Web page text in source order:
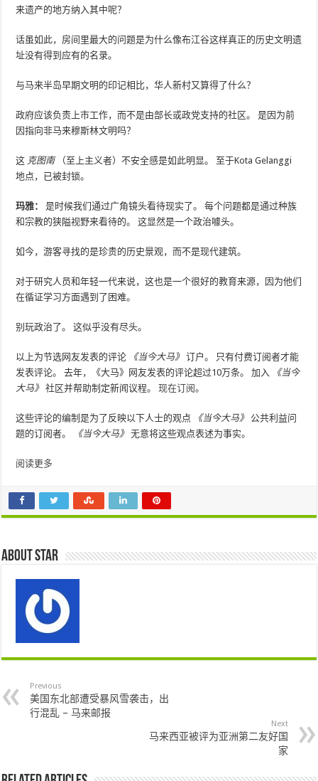
来遗产的地方纳入其中呢？
话虽如此，房间里最大的问题是为什么像布江谷这样真正的历史文明遗
址没有得到应有的名录。
与马来半岛早期文明的印记相比，华人新村又算得了什么？
政府应该负责上市工作，而不是由部长或政党支持的社区。 是因为前
因指向非马来穆斯林文明吗？
这 克图南（至上主义者）不安全感是如此明显。 至于Kota Gelanggi
地点，已被封锁。
玛雅：
是时候我们通过广角镜头看待现实了。 每个问题都是通过种族
和宗教的狭隘视野来看待的。 这显然是一个政治噱头。
如今，游客寻找的是珍贵的历史景观，而不是现代建筑。
对于研究人员和年轻一代来说，这也是一个很好的教育来源，因为他们
在循证学习方面遇到了困难。
别玩政治了。 这似乎没有尽头。
以上为节选网友发表的评论 《当今大马》 订户。 只有付费订阅者才能
发表评论。 去年，《大马》网友发表的评论超过10万条。 加入
《当今
大马》 社区并帮助制定新闻议程。现在订阅。
这些评论的编制是为了反映以下人士的观点 《当今大马》 公共利益问
题的订阅者。
《当今大马》 无意将这些观点表述为事实。
阅读更多
About star
Previous
美国东北部遭受暴风雪袭击，出
行混乱 – 马来邮报
Next
马来西亚被评为亚洲第二友好国
家